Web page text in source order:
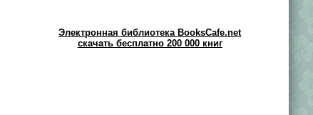
Электронная библиотека BooksCafe.net
скачать бесплатно 200 000 книг